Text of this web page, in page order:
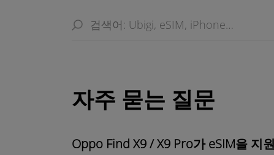
자주 묻는 질문
Oppo Find X9 / X9 Pro가 eSIM을 지